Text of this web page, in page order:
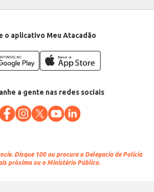
o aplicativo Meu Atacadão
a gente nas redes sociais
Disque 100 ou procure a Delegacia de Polícia
próxima ou o Ministério Público.